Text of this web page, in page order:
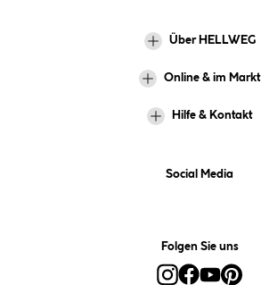
Über HELLWEG
Online & im Markt
Hilfe & Kontakt
Social Media
Folgen Sie uns